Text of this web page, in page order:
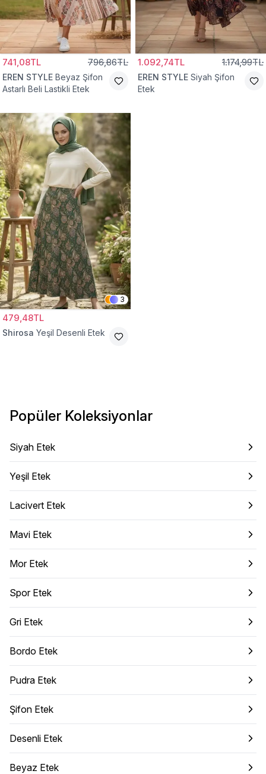
741,08TL 796,86TL
EREN STYLE Beyaz Şifon
Astarlı Beli Lastikli Etek
1.092,74TL 1.174,99TL
EREN STYLE Siyah Şifon
Etek
3
479,48TL
Shirosa Yeşil Desenli Etek
Popüler Koleksiyonlar
Siyah Etek
Yeşil Etek
Lacivert Etek
Mavi Etek
Mor Etek
Spor Etek
Gri Etek
Bordo Etek
Pudra Etek
Şifon Etek
Desenli Etek
Beyaz Etek